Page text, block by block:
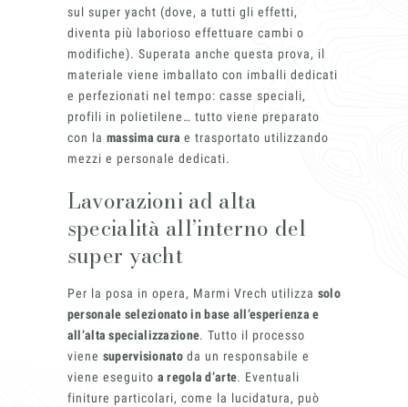
sul super yacht (dove, a tutti gli effetti,
diventa più laborioso effettuare cambi o
modifiche). Superata anche questa prova, il
materiale viene imballato con imballi dedicati
e perfezionati nel tempo: casse speciali,
profili in polietilene… tutto viene preparato
con la massima cura e trasportato utilizzando
mezzi e personale dedicati.
Lavorazioni ad alta
specialità all’interno del
super yacht
Per la posa in opera, Marmi Vrech utilizza solo
personale selezionato in base all’esperienza e
all’alta specializzazione. Tutto il processo
viene supervisionatoda un responsabile e
viene eseguito a regola d’arte. Eventuali
finiture particolari, come la lucidatura, può